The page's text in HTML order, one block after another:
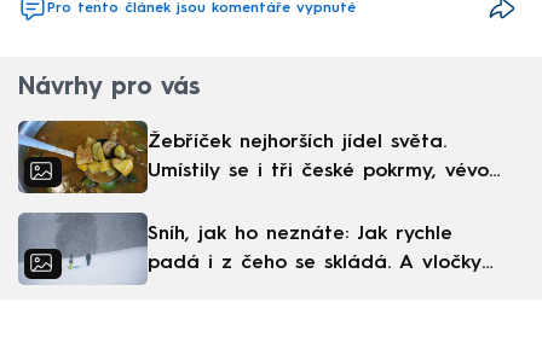
Pro tento článek jsou komentáře vypnuté
Návrhy pro vás
Žebříček nejhorších jídel světa.
Umístily se i tři české pokrmy, vévodí
Sníh, jak ho neznáte: Jak rychle
padá i z čeho se skládá. A vločky